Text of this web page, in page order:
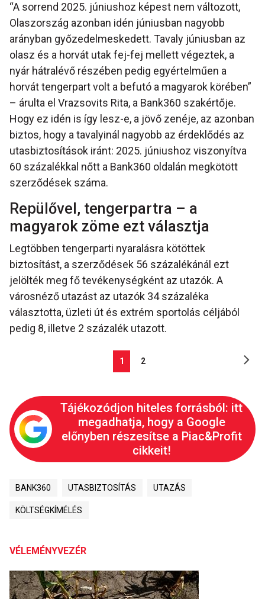
“A sorrend 2025. júniushoz képest nem változott,
Olaszország azonban idén júniusban nagyobb
arányban győzedelmeskedett. Tavaly júniusban az
olasz és a horvát utak fej-fej mellett végeztek, a
nyár hátralévő részében pedig egyértelműen a
horvát tengerpart volt a befutó a magyarok körében”
– árulta el Vrazsovits Rita, a Bank360 szakértője.
Hogy ez idén is így lesz-e, a jövő zenéje, az azonban
biztos, hogy a tavalyinál nagyobb az érdeklődés az
utasbiztosítások iránt: 2025. júniushoz viszonyítva
60 százalékkal nőtt a Bank360 oldalán megkötött
szerződések száma.
Repülővel, tengerpartra – a
magyarok zöme ezt választja
Legtöbben tengerparti nyaralásra kötöttek
biztosítást, a szerződések 56 százalékánál ezt
jelölték meg fő tevékenységként az utazók. A
városnéző utazást az utazók 34 százaléka
választotta, üzleti út és extrém sportolás céljából
pedig 8, illetve 2 százalék utazott.
1 2
Tájékozódjon hiteles forrásból: itt
megadhatja, hogy a Google
előnyben részesítse a Piac&Profit
cikkeit!
BANK360 UTASBIZTOSÍTÁS UTAZÁS
KÖLTSÉGKÍMÉLÉS
VÉLEMÉNYVEZÉR